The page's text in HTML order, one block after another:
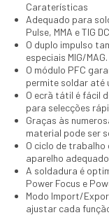
Caraterísticas
Adequado para
Pulse, MMA e TIG
O duplo impulso
especiais MIG/MAG.
O módulo PFC
permite soldar até
O ecrã tátil é fácil
para selecções
Graças às
material pode ser
O ciclo de trabalho
aparelho
A soldadura é
Power Focus e
Modo Import/
ajustar cada